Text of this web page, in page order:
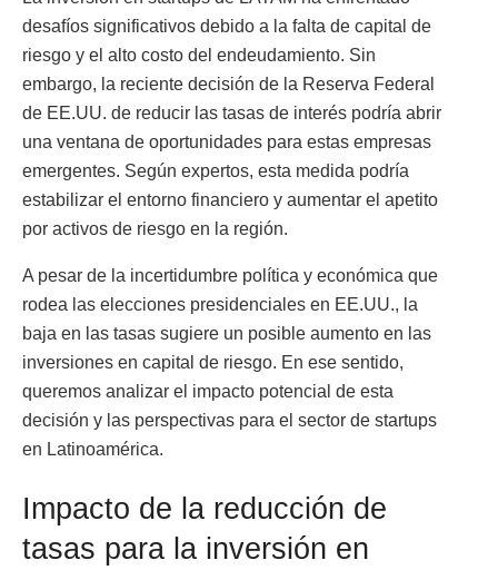
desafíos significativos debido a la falta de capital de
riesgo y el alto costo del endeudamiento. Sin
embargo, la reciente decisión de la Reserva Federal
de EE.UU. de reducir las tasas de interés podría abrir
una ventana de oportunidades para estas empresas
emergentes. Según expertos, esta medida podría
estabilizar el entorno financiero y aumentar el apetito
por activos de riesgo en la región.
A pesar de la incertidumbre política y económica que
rodea las elecciones presidenciales en EE.UU., la
baja en las tasas sugiere un posible aumento en las
inversiones en capital de riesgo. En ese sentido,
queremos analizar el impacto potencial de esta
decisión y las perspectivas para el sector de startups
en Latinoamérica.
Impacto de la reducción de
tasas para la inversión en